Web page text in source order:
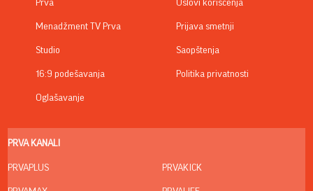
Prva
Menadžment TV Prva
Studio
16:9 podešavanja
Oglašavanje
Uslovi korišćenja
Prijava smetnji
Saopštenja
Politika privatnosti
PRVA KANALI
PRVAPLUS PRVAKICK